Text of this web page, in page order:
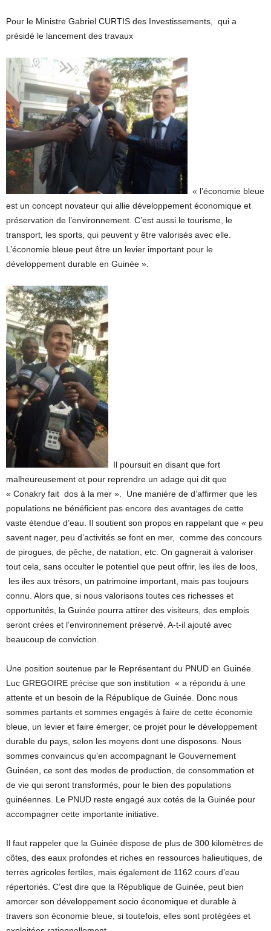
Pour le Ministre Gabriel CURTIS des Investissements, qui a
présidé le lancement des travaux
« l’économie bleue
est un concept novateur qui allie développement économique et
préservation de l’environnement. C’est aussi le tourisme, le
transport, les sports, qui peuvent y être valorisés avec elle.
L’économie bleue peut être un levier important pour le
développement durable en Guinée ».
Il poursuit en disant que fort
malheureusement et pour reprendre un adage qui dit que
« Conakry fait dos à la mer ». Une manière de d’affirmer que les
populations ne bénéficient pas encore des avantages de cette
vaste étendue d’eau. Il soutient son propos en rappelant que « peu
savent nager, peu d’activités se font en mer, comme des concours
de pirogues, de pêche, de natation, etc. On gagnerait à valoriser
tout cela, sans occulter le potentiel que peut offrir, les iles de loos,
les iles aux trésors, un patrimoine important, mais pas toujours
connu. Alors que, si nous valorisons toutes ces richesses et
opportunités, la Guinée pourra attirer des visiteurs, des emplois
seront crées et l’environnement préservé. A-t-il ajouté avec
beaucoup de conviction.
Une position soutenue par le Représentant du PNUD en Guinée.
Luc GREGOIRE précise que son institution « a répondu à une
attente et un besoin de la République de Guinée. Donc nous
sommes partants et sommes engagés à faire de cette économie
bleue, un levier et faire émerger, ce projet pour le développement
durable du pays, selon les moyens dont une disposons. Nous
sommes convaincus qu’en accompagnant le Gouvernement
Guinéen, ce sont des modes de production, de consommation et
de vie qui seront transformés, pour le bien des populations
guinéennes. Le PNUD reste engagé aux cotés de la Guinée pour
accompagner cette importante initiative.
Il faut rappeler que la Guinée dispose de plus de 300 kilomètres de
côtes, des eaux profondes et riches en ressources halieutiques, de
terres agricoles fertiles, mais également de 1162 cours d’eau
répertoriés. C’est dire que la République de Guinée, peut bien
amorcer son développement socio économique et durable à
travers son économie bleue, si toutefois, elles sont protégées et